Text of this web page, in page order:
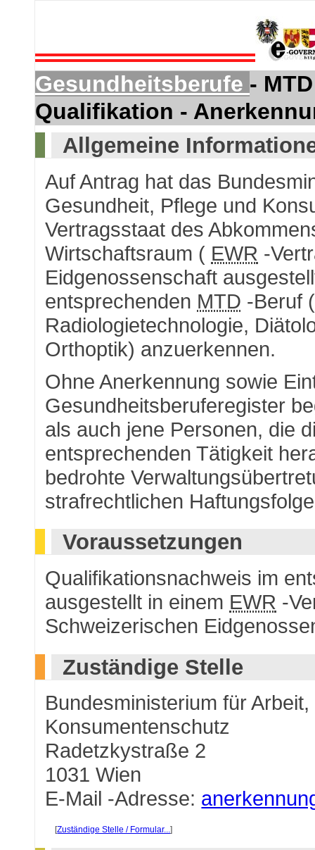
Gesundheitsberufe -
Qualifikation -
Allgemeine
Auf Antrag hat das
Gesundheit, Pflege und
Vertragsstaat des
Wirtschaftsraum ( EWR -
Eidgenossenschaft
entsprechenden MTD -Beruf
Radiologietechnologie,
Orthoptik) anzuerkennen.
Ohne Anerkennung sowie
Gesundheitsberuferegister
als auch jene Personen, die
entsprechenden Tätigkeit
bedrohte
strafrechtlichen
Voraussetzungen
Qualifikationsnachweis im
ausgestellt in einem EWR -
Schweizerischen
Zuständige Stelle
Bundesministerium für
Konsumentenschutz
Radetzkystraße 2
1031 Wien
E-Mail -Adresse:
[Zuständige Stelle / Formular...]